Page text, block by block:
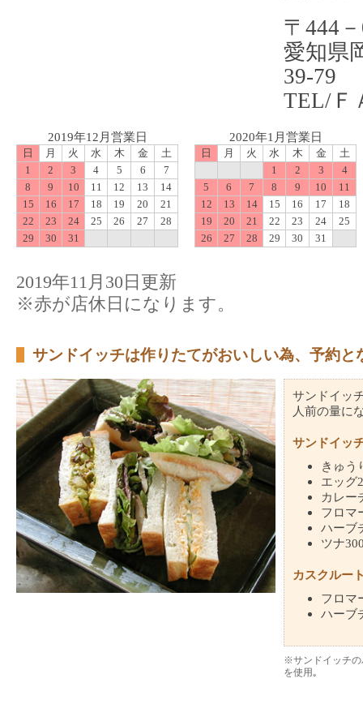
〒444
愛知県
39-
TEL/Ｆ
2019年12月営業日 2020年1月営業日
日 月 火 水 木 金
土
1
2 3 4 5 6
7
8
9 10 11 12 13
14
15
16 17 18 19 20
21
22
23 24 25 26 27
28
29
30 31
日 月 火 水 木 金
土
1
2 3
4
5
6 7 8 9 10
11
12
13 14 15 16 17
18
19
20 21 22 23 24
25
26
27 28 29 30 31
2019年11月30日更新
※赤が店休日になります。
サンドイッチは作りたてがおいしい為、予約と
サンドイッ
人前の量に
サンドイッ
きゅう
エッグ
カレー
フロマ
ハーブ
ツナ
カスクル
フロマ
ハーブ
※サンドイッチの
を使用｡